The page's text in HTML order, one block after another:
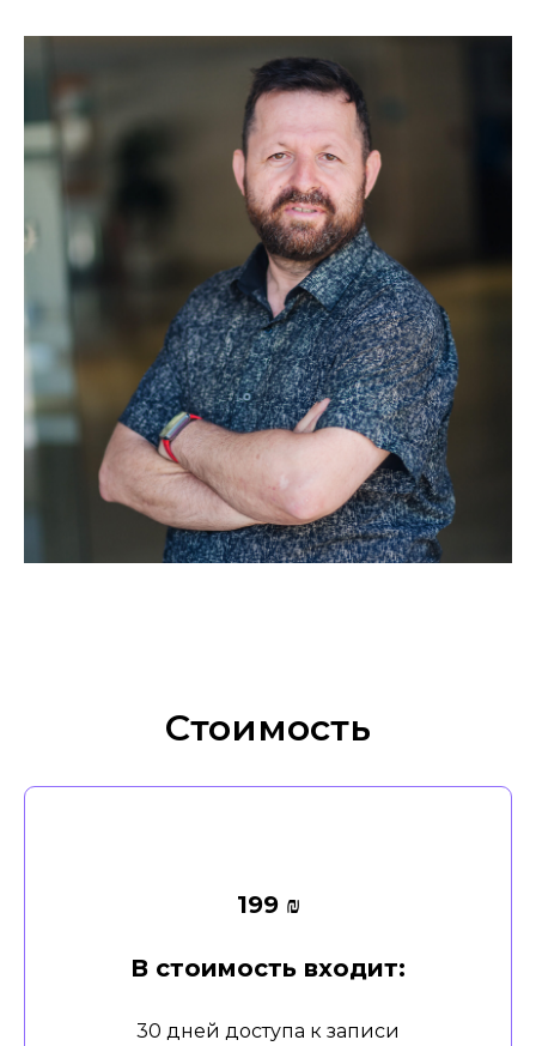
Стоимость
199 ₪
В стоимость входит:
30 дней доступа к записи